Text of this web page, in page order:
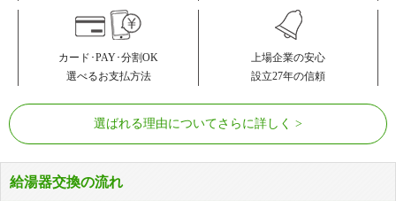
カード･PAY･分割OK
選べるお支払方法
上場企業の安心
設立27年の信頼
選ばれる理由についてさらに詳しく
給湯器交換の流れ